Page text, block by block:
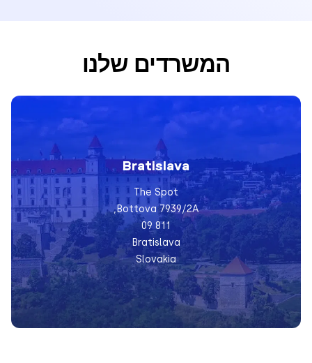
המשרדים שלנו
Bratislava
The Spot
Bottova 7939/2A,
811 09
Bratislava
Slovakia